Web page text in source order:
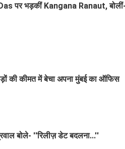
पर भड़कीं Kangana Ranaut, बोलीं-
की कीमत में बेचा अपना मुंबई का ऑफिस
बोले- ''रिलीज़ डेट बदलना...''